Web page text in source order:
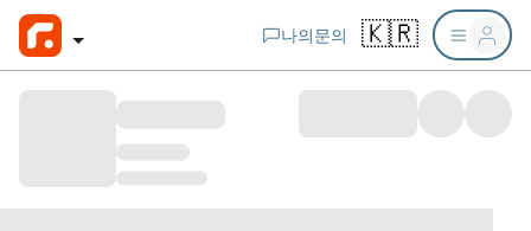
나의문의 🇰🇷